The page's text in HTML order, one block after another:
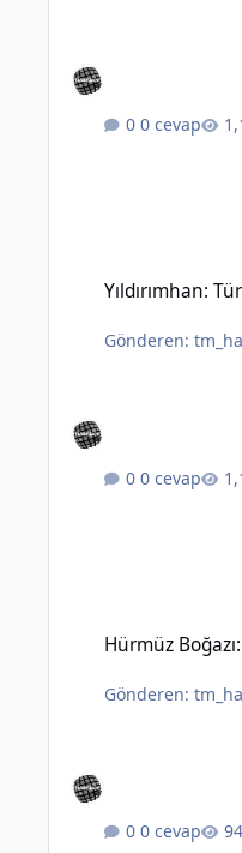
0 cevap
Yıldırımhan:
Gönderen:
0 cevap
Hürmüz
Gönderen:
0 cevap